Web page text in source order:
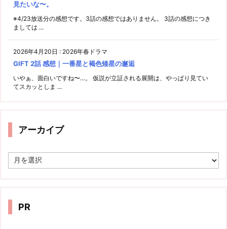
見たいな〜。
※4/23放送分の感想です。3話の感想ではありません。 3話の感想につき
ましては ...
2026年4月20日 : 2026年春ドラマ
GIFT 2話 感想｜一番星と褐色矮星の邂逅
いやぁ、面白いですね〜…。 仮説が立証される展開は、やっぱり見てい
てスカッとしま ...
アーカイブ
ー
イ
PR